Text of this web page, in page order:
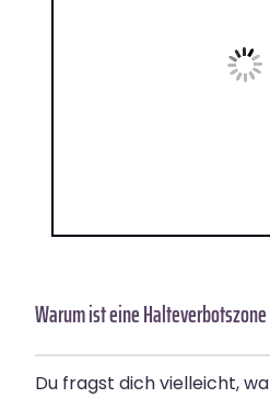
Warum ist eine
Du fragst dich vielleicht,